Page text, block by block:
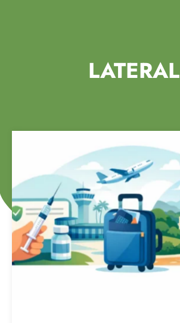
LATERAL